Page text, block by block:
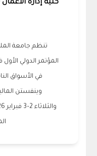
كلية إدارة
تنظم جامعة
المؤتمر الدولي الأول